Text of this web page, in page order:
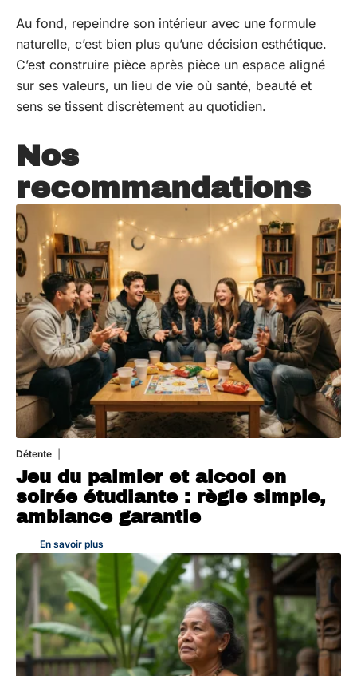
Au fond, repeindre son intérieur avec une formule
naturelle, c’est bien plus qu’une décision esthétique.
C’est construire pièce après pièce un espace aligné
sur ses valeurs, un lieu de vie où santé, beauté et
sens se tissent discrètement au quotidien.
Nos
recommandations
Détente
Jeu du palmier et alcool en
soirée étudiante : règle simple,
ambiance garantie
En savoir plus